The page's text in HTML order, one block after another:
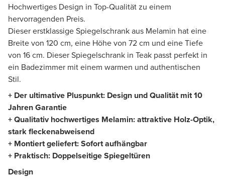
Hochwertiges Design in Top-Qualität zu einem
hervorragenden Preis.
Dieser erstklassige Spiegelschrank aus Melamin hat eine
Breite von 120 cm, eine Höhe von 72 cm und eine Tiefe
von 16 cm. Dieser Spiegelschrank in Teak passt perfekt in
ein Badezimmer mit einem warmen und authentischen
Stil.
+ Der ultimative Pluspunkt: Design und Qualität mit 10
Jahren Garantie
+ Qualitativ hochwertiges Melamin: attraktive Holz-Optik,
stark fleckenabweisend
+ Montiert geliefert: Sofort aufhängbar
+ Praktisch: Doppelseitige Spiegeltüren
Design